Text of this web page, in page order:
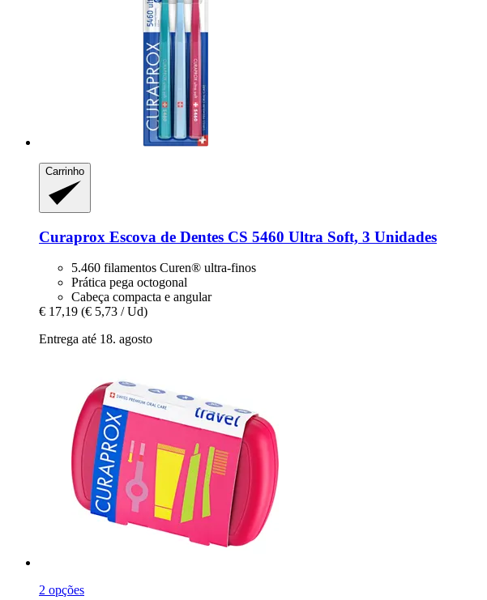
Carrinho
Curaprox Escova de Dentes CS 5460 Ultra Soft, 3 Unidades
5.460 filamentos Curen® ultra-finos
Prática pega octogonal
Cabeça compacta e angular
€ 17,19 (€ 5,73 / Ud)
Entrega até 18. agosto
2 opções